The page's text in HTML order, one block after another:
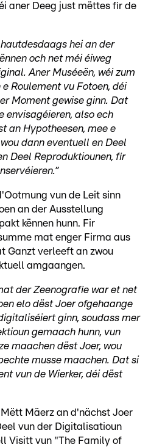
aner Deeg just mëttes fir de
hautdesdaags hei an der
och net méi éiweg
Aner Muséeën, wéi zum
Roulement vu Fotoen, déi
Moment gewise ginn. Dat
envisagéieren, also ech
an Hypotheesen, mee e
dann eventuell en Deel
Deel Reproduktiounen, fir
vun de Leit sinn
an der Ausstellung
kënnen hunn. Fir
mat enger Firma aus
Ganzt verleeft an zwou
amgaangen.
der Zeenografie war et net
elo dëst Joer ofgehaange
ginn, soudass mer
gemaach hunn, vun
maachen dëst Joer, wou
musse maachen. Dat si
vun de Wierker, déi dëst
Mäerz an d'nächst Joer
vun der Digitalisatioun
Visitt vun "The Family of